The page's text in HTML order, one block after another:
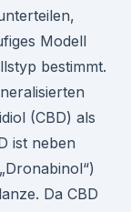
Modell
bestimmt.
(CBD) als
ist neben
Da CBD